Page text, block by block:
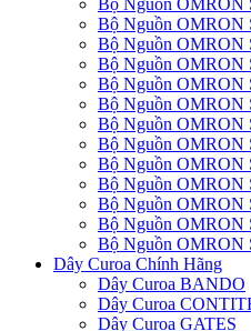
Bộ Nguồn OMRON
Bộ Nguồn OMRON
Bộ Nguồn OMRON
Bộ Nguồn OMRON
Bộ Nguồn OMRON
Bộ Nguồn OMRON
Bộ Nguồn OMRON
Bộ Nguồn OMRON
Bộ Nguồn OMRON
Bộ Nguồn OMRON
Bộ Nguồn OMRON
Bộ Nguồn OMRON
Bộ Nguồn OMRON
Dây Curoa Chính Hãng
Dây Curoa BANDO
Dây Curoa
Dây Curoa GATES